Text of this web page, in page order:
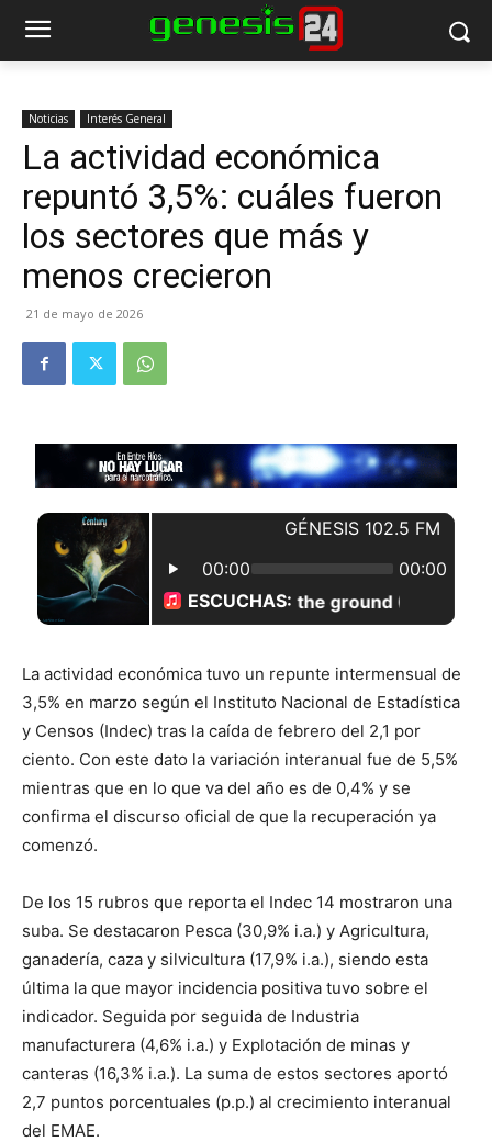
Noticias Interés General
La actividad económica
repuntó 3,5%: cuáles fueron
los sectores que más y
menos crecieron
21 de mayo de 2026
La actividad económica tuvo un repunte intermensual de
3,5% en marzo según el Instituto Nacional de Estadística
y Censos (Indec) tras la caída de febrero del 2,1 por
ciento. Con este dato la variación interanual fue de 5,5%
mientras que en lo que va del año es de 0,4% y se
confirma el discurso oficial de que la recuperación ya
comenzó.
De los 15 rubros que reporta el Indec 14 mostraron una
suba. Se destacaron Pesca (30,9% i.a.) y Agricultura,
ganadería, caza y silvicultura (17,9% i.a.), siendo esta
última la que mayor incidencia positiva tuvo sobre el
indicador. Seguida por seguida de Industria
manufacturera (4,6% i.a.) y Explotación de minas y
canteras (16,3% i.a.). La suma de estos sectores aportó
2,7 puntos porcentuales (p.p.) al crecimiento interanual
del EMAE.